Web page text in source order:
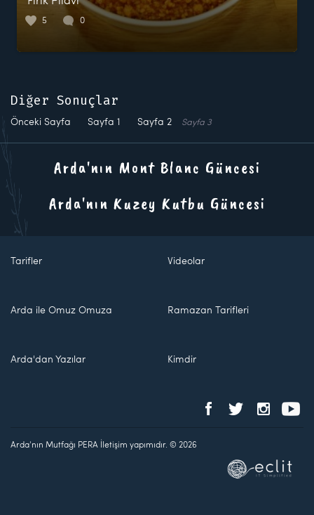
5 0
Diğer Sonuçlar
Önceki Sayfa Sayfa 1 Sayfa 2 Sayfa 3
Arda'nın Mont Blanc Güncesi
Arda'nın Kuzey Kutbu Güncesi
Tarifler Videolar
Arda ile Omuz Omuza Ramazan Tarifleri
Arda'dan Yazılar Kimdir
Arda'nın Mutfağı PERA İletişim yapımıdır. © 2026